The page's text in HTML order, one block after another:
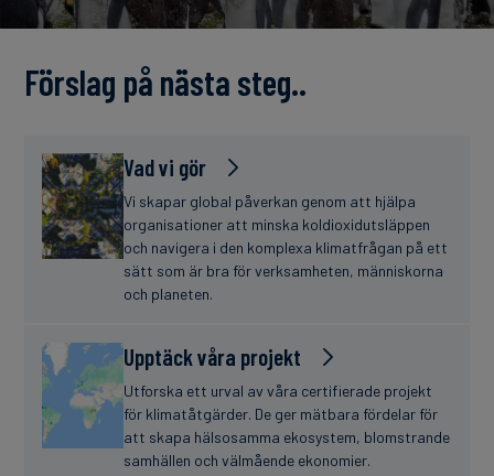
finanser
Förslag på nästa steg..
Vad vi gör
Vi skapar global påverkan genom att hjälpa
organisationer att minska koldioxidutsläppen
och navigera i den komplexa klimatfrågan på ett
sätt som är bra för verksamheten, människorna
och planeten.
Upptäck våra projekt
Utforska ett urval av våra certifierade projekt
för klimatåtgärder. De ger mätbara fördelar för
att skapa hälsosamma ekosystem, blomstrande
samhällen och välmående ekonomier.